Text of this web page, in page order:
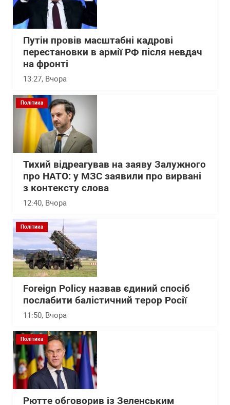
Путін провів масштабні кадрові
перестановки в армії РФ після невдач
на фронті
13:27, Вчора
Політика
Тихий відреагував на заяву Залужного
про НАТО: у МЗС заявили про вирвані
з контексту слова
12:40, Вчора
Політика
Foreign Policy назвав єдиний спосіб
послабити балістичний терор Росії
11:50, Вчора
Політика
Рютте обговорив із Зеленським